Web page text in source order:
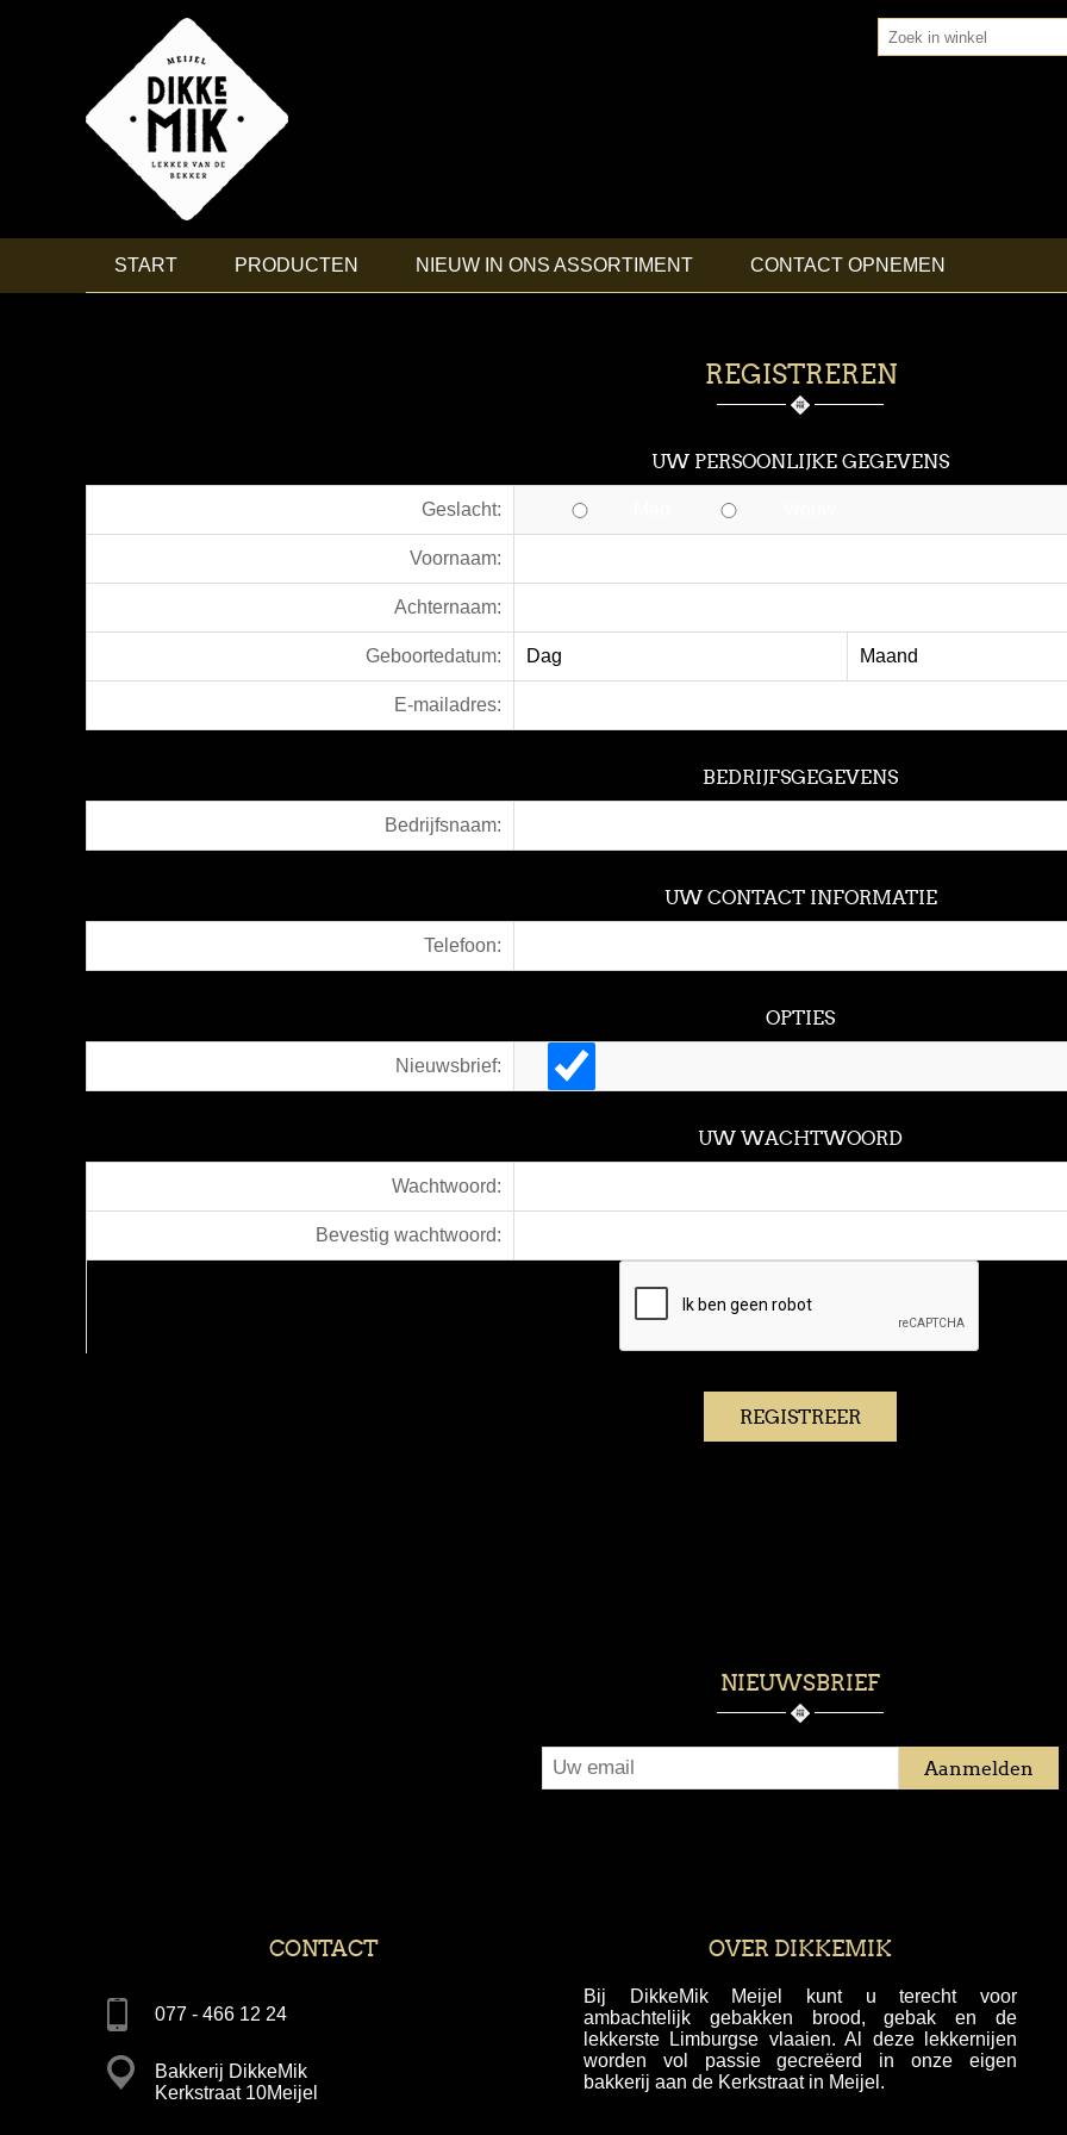
START PRODUCTEN NIEUW IN ONS ASSORTIMENT CONTACT OPNEMEN
REGISTREREN
UW PERSOONLIJKE GEGEVENS
Geslacht:
Voornaam:
Achternaam:
Geboortedatum:
E-mailadres:
BEDRIJFSGEGEVENS
Bedrijfsnaam:
UW CONTACT INFORMATIE
Telefoon:
OPTIES
Nieuwsbrief:
UW WACHTWOORD
Wachtwoord:
Bevestig wachtwoord:
NIEUWSBRIEF
CONTACT
077 - 466 12 24
Bakkerij DikkeMik
Kerkstraat 10Meijel
OVER DIKKEMIK
Bij DikkeMik Meijel kunt u terecht voor
ambachtelijk gebakken brood, gebak en de
lekkerste Limburgse vlaaien. Al deze lekkernijen
worden vol passie gecreëerd in onze eigen
bakkerij aan de Kerkstraat in Meijel.